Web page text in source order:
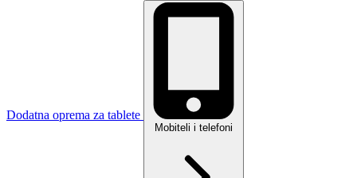
Dodatna oprema za tablete
Mobiteli i telefoni